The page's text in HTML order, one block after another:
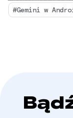
natywnie
pamięci i
#Gemini w